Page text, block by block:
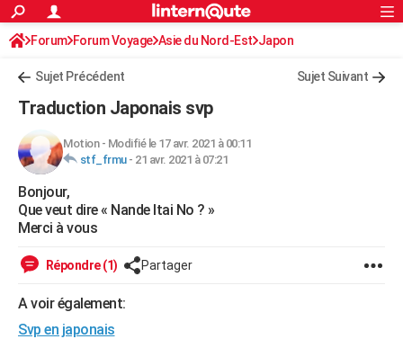
ACTUALITÉS
Politique
Société
Faits Divers
Education
Monde
Villes
+
Retraite
Impôts
Epargne
Immobilier
Risques naturels par ville
Banque
Assurance
Crédit
AUTO
Essais
Réserver un essai
Citadines
Berlines
SUV
Forum auto
+HIGH-TECH
Mobiles
Meilleur smartphone
Internet
Ordinateurs
Jeux vidéo
Guide high-tech
+
Forum
Aménagement intérieur
Extérieur
Cuisine
Salle de bains
Jardinage
Rangement
WEEK-END
Guides de France
Escapades
Patrimoine
Expositions
Musées
Week-end nature
+LIFESTYLE
S'inscrire
Connexion
Forum Forum Voyage Asie du Nord-Est Japon
Sujet Précédent Sujet Suivant
Traduction Japonais svp
Motion- Modifié le 17 avr. 2021 à 00:11
stf_frmu- 21 avr. 2021 à 07:21
Bonjour,
Que veut dire « Nande Itai No ? »
Merci à vous
Répondre (1) Partager
A voir également:
Svp en japonais